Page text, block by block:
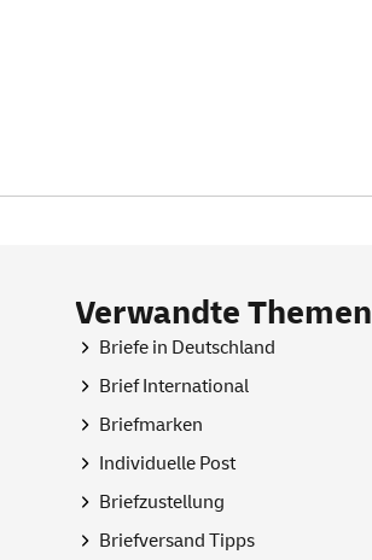
Verwandte Themen
Briefe in Deutschland
Brief International
Briefmarken
Individuelle Post
Briefzustellung
Briefversand Tipps